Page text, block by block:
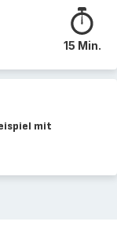
15 Min.
mit